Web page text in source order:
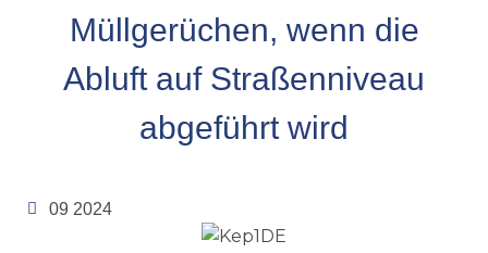
Müllgerüchen, wenn die
Abluft auf Straßenniveau
abgeführt wird
09 2024